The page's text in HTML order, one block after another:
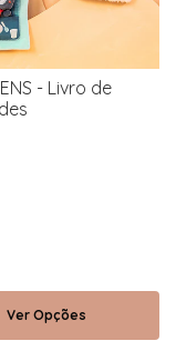
- Livro de
Ver Opções